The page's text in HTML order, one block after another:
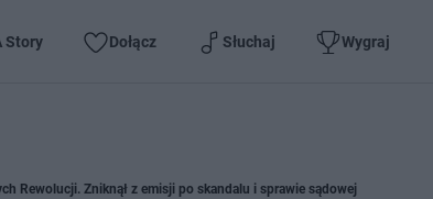
Story Dołącz Słuchaj Wygraj
Rewolucji. Zniknął z emisji po skandalu i sprawie sądowej